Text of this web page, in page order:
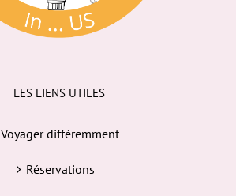
LES LIENS UTILES
Voyager différemment
Réservations